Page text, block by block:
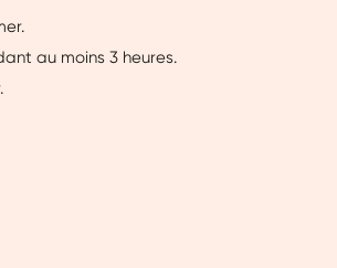
au moins 3 heures.